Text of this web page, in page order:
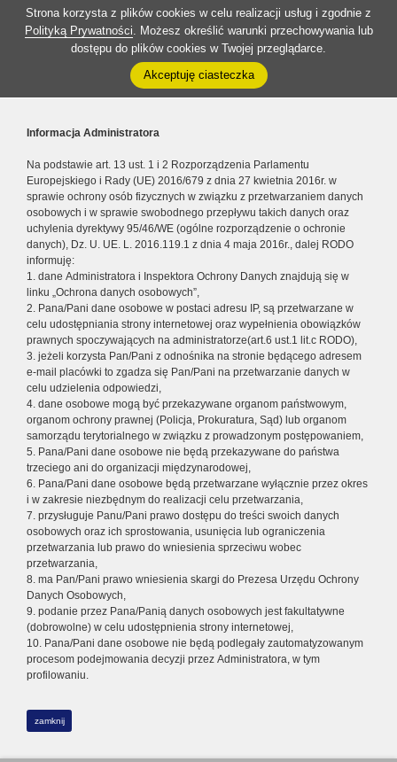
Strona korzysta z plików cookies w celu realizacji usług i zgodnie z
Polityką Prywatności. Możesz określić warunki przechowywania lub
dostępu do plików cookies w Twojej przeglądarce.
Akceptuję ciasteczka
Informacja Administratora
Na podstawie art. 13 ust. 1 i 2 Rozporządzenia Parlamentu
Europejskiego i Rady (UE) 2016/679 z dnia 27 kwietnia 2016r. w
sprawie ochrony osób fizycznych w związku z przetwarzaniem danych
osobowych i w sprawie swobodnego przepływu takich danych oraz
uchylenia dyrektywy 95/46/WE (ogólne rozporządzenie o ochronie
danych), Dz. U. UE. L. 2016.119.1 z dnia 4 maja 2016r., dalej RODO
informuję:
1. dane Administratora i Inspektora Ochrony Danych znajdują się w
linku „Ochrona danych osobowych”,
2. Pana/Pani dane osobowe w postaci adresu IP, są przetwarzane w
celu udostępniania strony internetowej oraz wypełnienia obowiązków
prawnych spoczywających na administratorze(art.6 ust.1 lit.c RODO),
3. jeżeli korzysta Pan/Pani z odnośnika na stronie będącego adresem
e-mail placówki to zgadza się Pan/Pani na przetwarzanie danych w
celu udzielenia odpowiedzi,
4. dane osobowe mogą być przekazywane organom państwowym,
organom ochrony prawnej (Policja, Prokuratura, Sąd) lub organom
samorządu terytorialnego w związku z prowadzonym postępowaniem,
5. Pana/Pani dane osobowe nie będą przekazywane do państwa
trzeciego ani do organizacji międzynarodowej,
6. Pana/Pani dane osobowe będą przetwarzane wyłącznie przez okres
i w zakresie niezbędnym do realizacji celu przetwarzania,
7. przysługuje Panu/Pani prawo dostępu do treści swoich danych
osobowych oraz ich sprostowania, usunięcia lub ograniczenia
przetwarzania lub prawo do wniesienia sprzeciwu wobec
przetwarzania,
8. ma Pan/Pani prawo wniesienia skargi do Prezesa Urzędu Ochrony
Danych Osobowych,
9. podanie przez Pana/Panią danych osobowych jest fakultatywne
(dobrowolne) w celu udostępnienia strony internetowej,
10. Pana/Pani dane osobowe nie będą podlegały zautomatyzowanym
procesom podejmowania decyzji przez Administratora, w tym
profilowaniu.
zamknij